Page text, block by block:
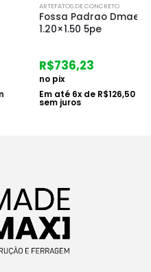
ARTEFATOS DE CONCRETO
Fossa Padrao Dmae
1.20×1.50 5pe
736,23
Em até6 x de R$126,50
sem juros